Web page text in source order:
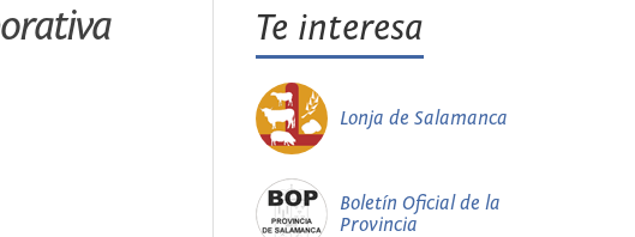
Te interesa
Lonja de Salamanca
Boletín Oficial de la
Provincia